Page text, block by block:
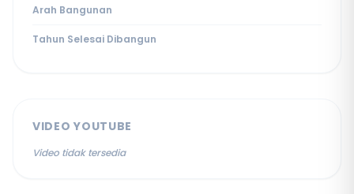
Arah Bangunan
Tahun Selesai Dibangun
VIDEO YOUTUBE
Video tidak tersedia